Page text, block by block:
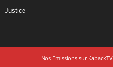
Justice
Nos Emissions sur KabackTV